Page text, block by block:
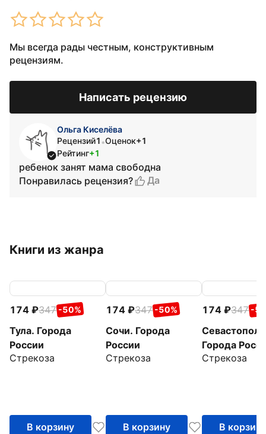
Мы всегда рады честным, конструктивным
рецензиям.
Написать рецензию
Ольга Киселёва
Рецензий1 •Оценок+1
Рейтинг+1
ребенок занят мама свободна
Понравилась рецензия?
Да
Книги из жанра
174 347 -50%
Тула. Города
России
Стрекоза
В корзину
174 347 -50%
Сочи. Города
России
Стрекоза
В корзину
174 347 -
Города
Стрекоза
В корзину